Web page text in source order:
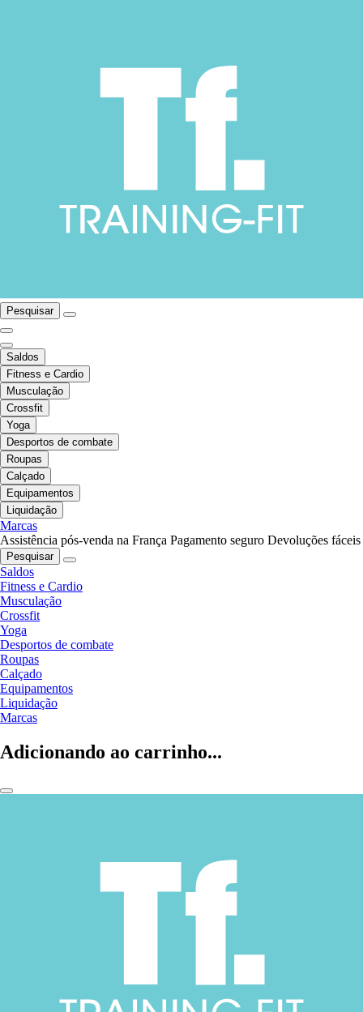
Pesquisar
Saldos
Fitness e Cardio
Musculação
Crossfit
Yoga
Desportos de combate
Roupas
Calçado
Equipamentos
Liquidação
Marcas
Assistência pós-venda na França Pagamento seguro Devoluções fáceis
Pesquisar
Saldos
Fitness e Cardio
Musculação
Crossfit
Yoga
Desportos de combate
Roupas
Calçado
Equipamentos
Liquidação
Marcas
Adicionando ao carrinho...